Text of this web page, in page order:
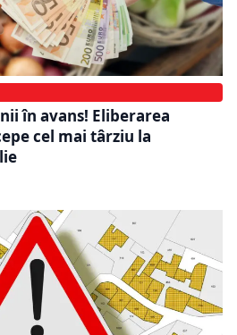
în avans! Eliberarea
cel mai târziu la